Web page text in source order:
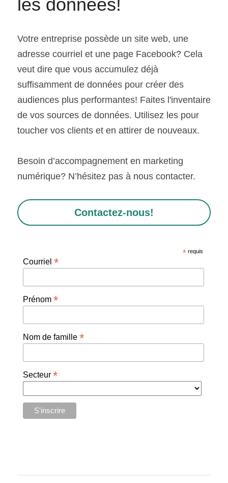
les données!
Votre entreprise possède un site web, une
adresse courriel et une page Facebook? Cela
veut dire que vous accumulez déjà
suffisamment de données pour créer des
audiences plus performantes! Faites l'inventaire
de vos sources de données. Utilisez les pour
toucher vos clients et en attirer de nouveaux.
Besoin d’accompagnement en marketing
numérique? N’hésitez pas à nous contacter.
Contactez-nous!
* requis
Courriel*
Prénom*
Nom de famille*
Secteur*